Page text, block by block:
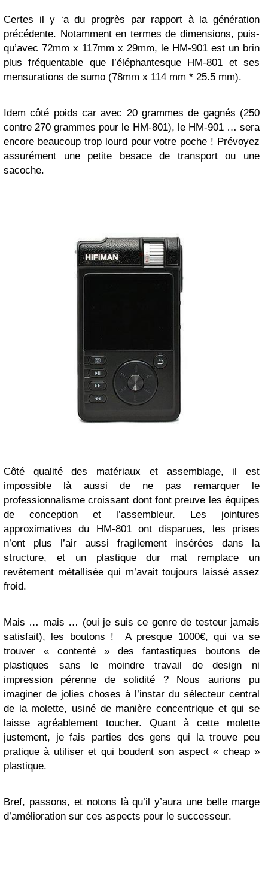
Certes il y ‘a du progrès par rapport à la génération
précédente. Notamment en termes de dimensions, puis-
qu’avec 72mm x 117mm x 29mm, le HM-901 est un brin
plus fréquentable que l’éléphantesque HM-801 et ses
mensurations de sumo (78mm x 114 mm * 25.5 mm).
Idem côté poids car avec 20 grammes de gagnés (250
contre 270 grammes pour le HM-801), le HM-901 … sera
encore beaucoup trop lourd pour votre poche ! Prévoyez
assurément une petite besace de transport ou une
sacoche.
Côté qualité des matériaux et assemblage, il est
impossible là aussi de ne pas remarquer le
professionnalisme croissant dont font preuve les équipes
de conception et l’assembleur. Les jointures
approximatives du HM-801 ont disparues, les prises
n’ont plus l’air aussi fragilement insérées dans la
structure, et un plastique dur mat remplace un
revêtement métallisée qui m’avait toujours laissé assez
froid.
Mais … mais … (oui je suis ce genre de testeur jamais
satisfait), les boutons ! A presque 1000€, qui va se
trouver « contenté » des fantastiques boutons de
plastiques sans le moindre travail de design ni
impression pérenne de solidité ? Nous aurions pu
imaginer de jolies choses à l’instar du sélecteur central
de la molette, usiné de manière concentrique et qui se
laisse agréablement toucher. Quant à cette molette
justement, je fais parties des gens qui la trouve peu
pratique à utiliser et qui boudent son aspect « cheap »
plastique.
Bref, passons, et notons là qu’il y’aura une belle marge
d’amélioration sur ces aspects pour le successeur.